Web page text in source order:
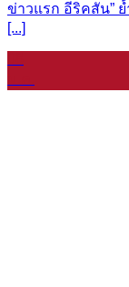
ข่าวแรก อีริคสัน”
[...]